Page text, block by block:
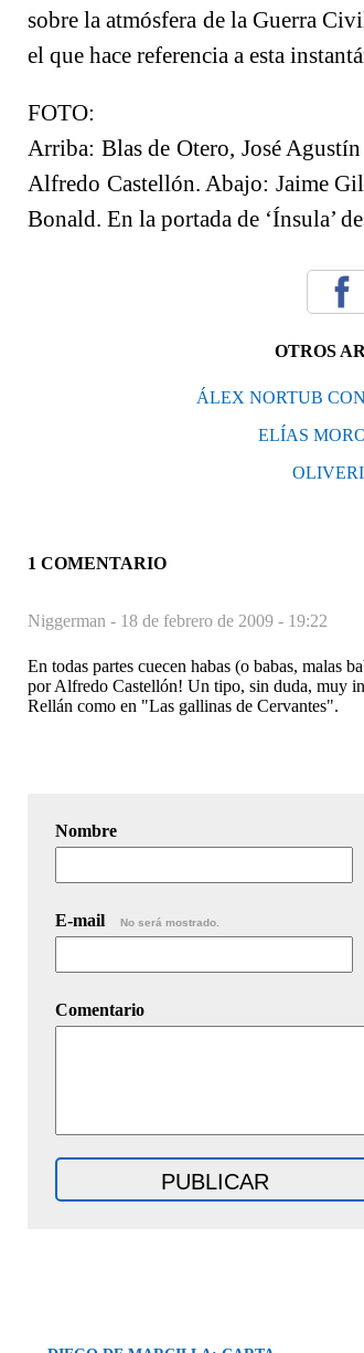
sobre la atmósfera de la Guerra
el que hace referencia a esta
FOTO:
Arriba: Blas de Otero, José
Alfredo Castellón. Abajo: Jaime
Bonald. En la portada de ‘Ínsula’
OTROS
ÁLEX NORTUB
ELÍAS
1 COMENTARIO
Niggerman - 18 de febrero de 2009 - 19:22
En todas partes cuecen habas (o babas, malas
por Alfredo Castellón! Un tipo, sin duda, muy
Rellán como en "Las gallinas de Cervantes".
Nombre
E-mail No será mostrado.
Comentario